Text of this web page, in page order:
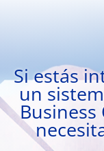
Si estás
un
Business